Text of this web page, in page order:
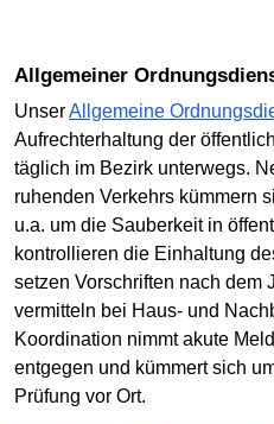
Allgemeiner
UnserAllgemeine
Aufrechterhaltung der
täglich im Bezirk unterwegs.
ruhenden Verkehrs kümmern
u.a. um die Sauberkeit in
kontrollieren die Einhaltung
setzen Vorschriften nach dem
vermitteln bei Haus- und
Koordination nimmt akute
entgegen und kümmert sich
Prüfung vor Ort.